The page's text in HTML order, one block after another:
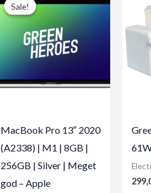
Sale!
Sale!
MacBook Pro 13″ 2020
(A2338) | M1 | 8GB |
256GB | Silver | Meget
god – Apple